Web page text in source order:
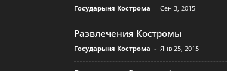
Государыня Кострома - Сен 3, 2015
Развлечения Костромы
Государыня Кострома - Янв 25, 2015